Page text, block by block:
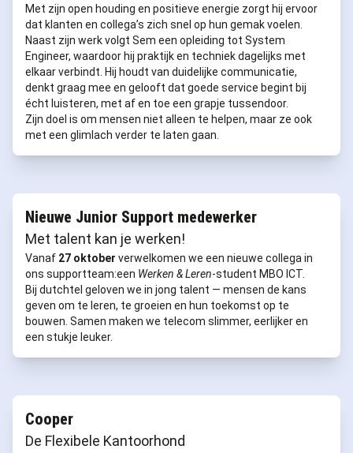
Met zijn open houding en positieve energie zorgt hij ervoor
dat klanten en collega’s zich snel op hun gemak voelen.
Naast zijn werk volgt Sem een opleiding tot System
Engineer, waardoor hij praktijk en techniek dagelijks met
elkaar verbindt. Hij houdt van duidelijke communicatie,
denkt graag mee en gelooft dat goede service begint bij
écht luisteren, met af en toe een grapje tussendoor.
Zijn doel is om mensen niet alleen te helpen, maar ze ook
met een glimlach verder te laten gaan.
Nieuwe Junior Support medewerker
Met talent kan je werken!
Vanaf 27 oktober verwelkomen we een nieuwe collega in
ons supportteam:een Werken & Leren-student MBO ICT.
Bij dutchtel geloven we in jong talent — mensen de kans
geven om te leren, te groeien en hun toekomst op te
bouwen. Samen maken we telecom slimmer, eerlijker en
een stukje leuker.
Cooper
De Flexibele Kantoorhond